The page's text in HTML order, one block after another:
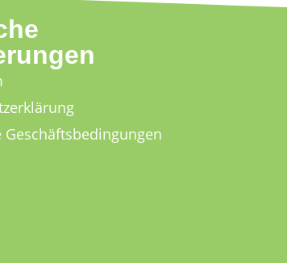
Geschäftsbedingungen